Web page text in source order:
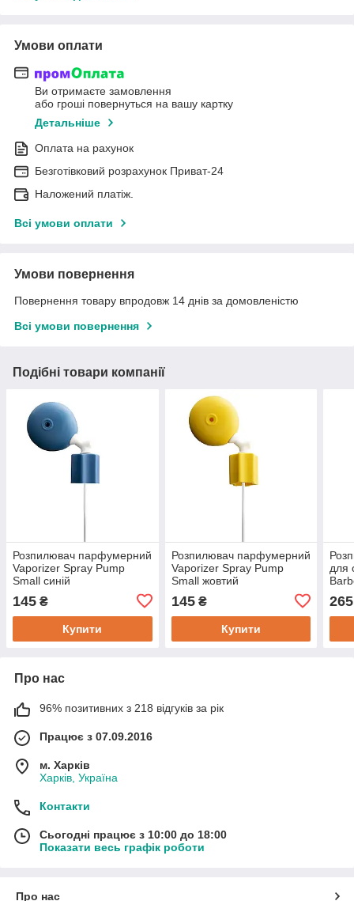
Умови оплати
Ви отримаєте замовлення
або гроші повернуться на вашу картку
Детальніше
Оплата на рахунок
Безготівковий розрахунок Приват-24
Наложений платіж.
Всі умови оплати
Умови повернення
Повернення товару впродовж 14 днів за домовленістю
Всі умови повернення
Подібні товари компанії
Розпилювач парфумерний
Vaporizer Spray Pump
Small синій
145 ₴
Купити
Розпилювач парфумерний
Vaporizer Spray Pump
Small жовтий
145₴
Купити
для
265
Про нас
96% позитивних з 218 відгуків за рік
Працює з 07.09.2016
м. Харків
Харків, Україна
Контакти
Сьогодні працює з 10:00 до 18:00
Показати весь графік роботи
Про нас